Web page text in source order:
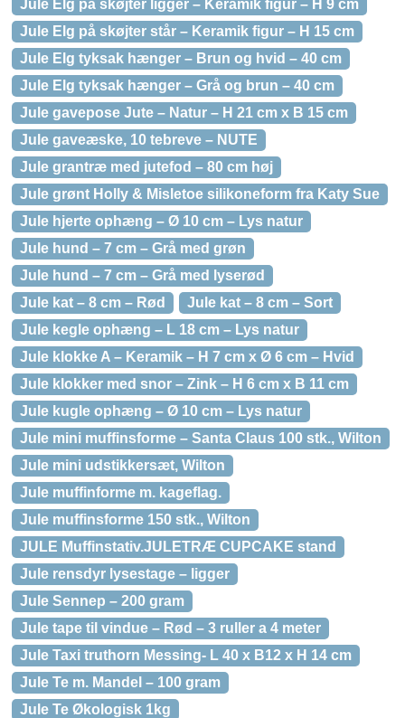
Jule Elg på skøjter ligger – Keramik figur – H 9 cm
Jule Elg på skøjter står – Keramik figur – H 15 cm
Jule Elg tyksak hænger – Brun og hvid – 40 cm
Jule Elg tyksak hænger – Grå og brun – 40 cm
Jule gavepose Jute – Natur – H 21 cm x B 15 cm
Jule gaveæske, 10 tebreve – NUTE
Jule grantræ med jutefod – 80 cm høj
Jule grønt Holly & Misletoe silikoneform fra Katy Sue
Jule hjerte ophæng – Ø 10 cm – Lys natur
Jule hund – 7 cm – Grå med grøn
Jule hund – 7 cm – Grå med lyserød
Jule kat – 8 cm – Rød
Jule kat – 8 cm – Sort
Jule kegle ophæng – L 18 cm – Lys natur
Jule klokke A – Keramik – H 7 cm x Ø 6 cm – Hvid
Jule klokker med snor – Zink – H 6 cm x B 11 cm
Jule kugle ophæng – Ø 10 cm – Lys natur
Jule mini muffinsforme – Santa Claus 100 stk., Wilton
Jule mini udstikkersæt, Wilton
Jule muffinforme m. kageflag.
Jule muffinsforme 150 stk., Wilton
JULE Muffinstativ.JULETRÆ CUPCAKE stand
Jule rensdyr lysestage – ligger
Jule Sennep – 200 gram
Jule tape til vindue – Rød – 3 ruller a 4 meter
Jule Taxi truthorn Messing- L 40 x B12 x H 14 cm
Jule Te m. Mandel – 100 gram
Jule Te Økologisk 1kg